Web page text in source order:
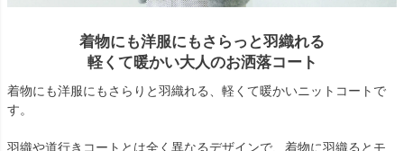
着物にも洋服にもさらっと羽織れる
軽くて暖かい大人のお洒落コート
着物にも洋服にもさらりと羽織れる、軽くて暖かいニットコートで
す。
羽織や道行きコートとは全く異なるデザインで、着物に羽織るとモ